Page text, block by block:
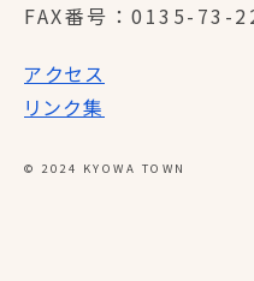
FAX番号
0135-73-
アクセス
リンク集
© 2024 KYOWA TOWN